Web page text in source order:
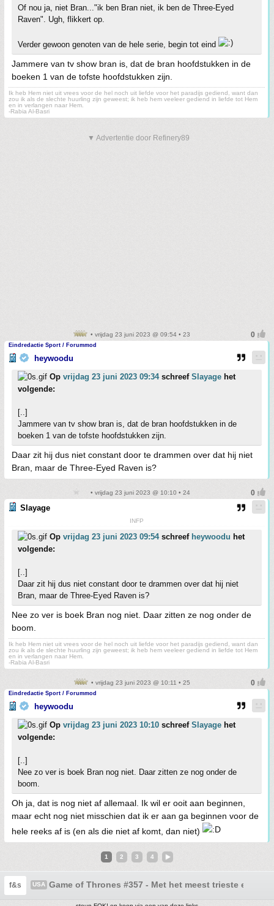
Of nou ja, niet Bran..."ik ben Bran niet, ik ben de Three-Eyed
Raven". Ugh, flikkert op.
Verder gewoon genoten van de hele serie, begin tot eind
Jammere van tv show bran is, dat de bran hoofdstukken in de
boeken 1 van de tofste hoofdstukken zijn.
Ik heb Hem niet uit vrees voor de hel noch uit liefde voor het paradijs gediend, want dan
zou ik als de slechte huurling zijn geweest; ik heb hem veeleer gediend in liefde tot Hem
en in verlangen naar Hem.
-Rabia Al-Basri
▼ Advertentie door Refinery89
• vrijdag 23 juni 2023 @ 09:54 • 23
Eindredactie Sport / Forummod
heywoodu
Op vrijdag 23 juni 2023 09:34schreef Slayage het
volgende:
[..]
Jammere van tv show bran is, dat de bran hoofdstukken in de
boeken 1 van de tofste hoofdstukken zijn.
Daar zit hij dus niet constant door te drammen over dat hij niet
Bran, maar de Three-Eyed Raven is?
• vrijdag 23 juni 2023 @ 10:10 • 24
Slayage
INFP
Op vrijdag 23 juni 2023 09:54schreef heywoodu het
volgende:
[..]
Daar zit hij dus niet constant door te drammen over dat hij niet
Bran, maar de Three-Eyed Raven is?
Nee zo ver is boek Bran nog niet. Daar zitten ze nog onder de
boom.
Ik heb Hem niet uit vrees voor de hel noch uit liefde voor het paradijs gediend, want dan
zou ik als de slechte huurling zijn geweest; ik heb hem veeleer gediend in liefde tot Hem
en in verlangen naar Hem.
-Rabia Al-Basri
• vrijdag 23 juni 2023 @ 10:11 • 25
Eindredactie Sport / Forummod
heywoodu
Op vrijdag 23 juni 2023 10:10 schreef Slayage het
volgende:
[..]
Nee zo ver is boek Bran nog niet. Daar zitten ze nog onder de
boom.
Oh ja, dat is nog niet af allemaal. Ik wil er ooit aan beginnen,
maar echt nog niet misschien dat ik er aan ga beginnen voor de
hele reeks af is (en als die niet af komt, dan niet)
1 2 3 4
f&s USA Game of Thrones #357 - Met het meest trieste einde